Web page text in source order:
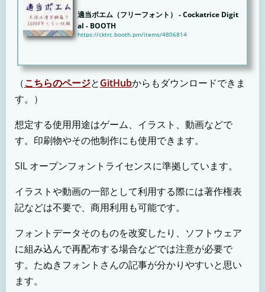
適当ポエム（フリーフォント） - Cockatrice Digit
al - BOOTH
https://cktrc.booth.pm/items/4806814
や記...
（こちらのページとGitHubからもダウンロードできま
す。）
想定する使用用途はゲーム、イラスト、動画などで
す。印刷物やその他制作にも使用できます。
SIL オープンフォントライセンスに準拠しています。
イラストや動画の一部として利用する際には著作権表
記などは不要で、商用利用も可能です。
フォントデータそのものを改変したり、ソフトウェア
に組み込んで再配布する場合などでは注意が必要で
す。たぬきフォントさんの記事が分かりやすいと思い
ます。